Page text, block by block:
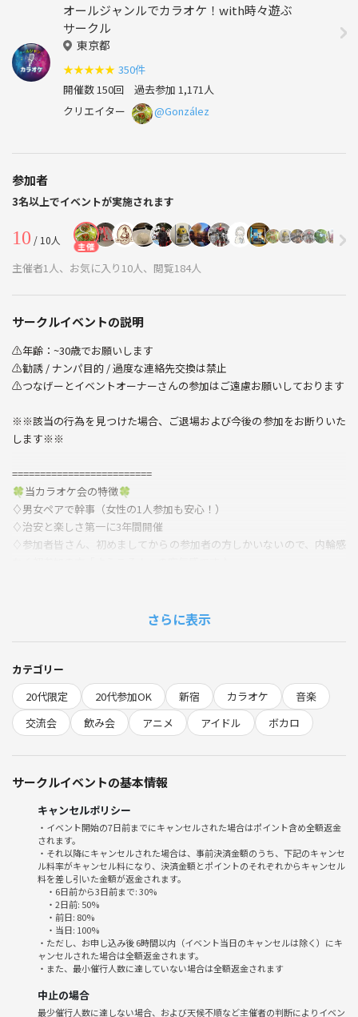
オールジャンルでカラオケ！with時々遊ぶ
サークル
東京都
★★★★★ 350件
開催数 150回 過去参加 1,171人
クリエイター
@González
参加者
3名以上でイベントが実施されます
10 / 10人 主催
主催者1人、お気に入り10人、閲覧184人
サークルイベントの説明
⚠️年齢：~30歳でお願いします
⚠️勧誘 / ナンパ目的 / 過度な連絡先交換は禁止
⚠️つなげーとイベントオーナーさんの参加はご遠慮お願いしております
※※該当の行為を見つけた場合、ご退場および今後の参加をお断りいた
します※※
=========================
🍀︎当カラオケ会の特徴🍀︎
♢ 男女ペアで幹事（女性の1人参加も安心！）
♢ 治安と楽しさ第一に3年間開催
♢ 参加者皆さん、初めましてからの参加者の方しかいないので、内輪感
■カラオケ詳細
・ソフドリ飲み放題付（治安厳守のためお酒の持ち込み❌）
・参加費：3,200円
⚠️事前決済と当日と2回に分けてのお支払いです
■場所
JR新宿駅付近
■当日の流れ
・会場付近集合（申し込み後情報開示）
・受付～自己紹介
・Let's カラオケ♪
・終了
・任意：軽くご飯🍴😋
=========================
🍀︎こんな方におすすめ🍀︎
・周りにカラオケ好きがいなくてヒトカラばかり！もっと人と盛り上が
→アニメ・邦楽・アイドル、ボカロ、ディズニー、洋楽、ラップ等な
さらに表示
カテゴリー
20代限定
20代参加OK 新宿 カラオケ
音楽
交流会
飲み会 アニメ アイドル ボカロ
サークルイベントの基本情報
キャンセルポリシー
・イベント開始の7日前までにキャンセルされた場合はポイント含め全額返金
されます。
・それ以降にキャンセルされた場合は、事前決済金額のうち、下記のキャンセ
ル料率がキャンセル料になり、決済金額とポイントのそれぞれからキャンセル
料を差し引いた金額が返金されます。
・6日前から3日前まで: 30%
・2日前: 50%
・前日: 80%
・当日: 100%
・ただし、お申し込み後 6時間以内（イベント当日のキャンセルは除く）にキ
ャンセルされた場合は全額返金されます。
・また、最小催行人数に達していない場合は全額返金されます
中止の場合
最少催行人数に達しない場合、および天候不順など主催者の判断によりイベン